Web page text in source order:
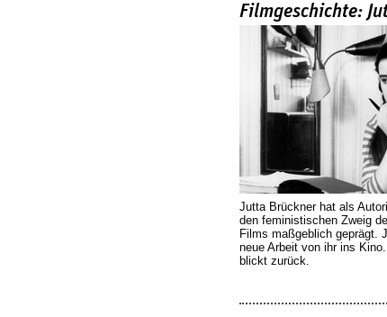
Filmgeschichte:
Jutta Brückner hat als
den feministischen Zweig
Films maßgeblich geprägt.
neue Arbeit von ihr ins
blickt zurück.